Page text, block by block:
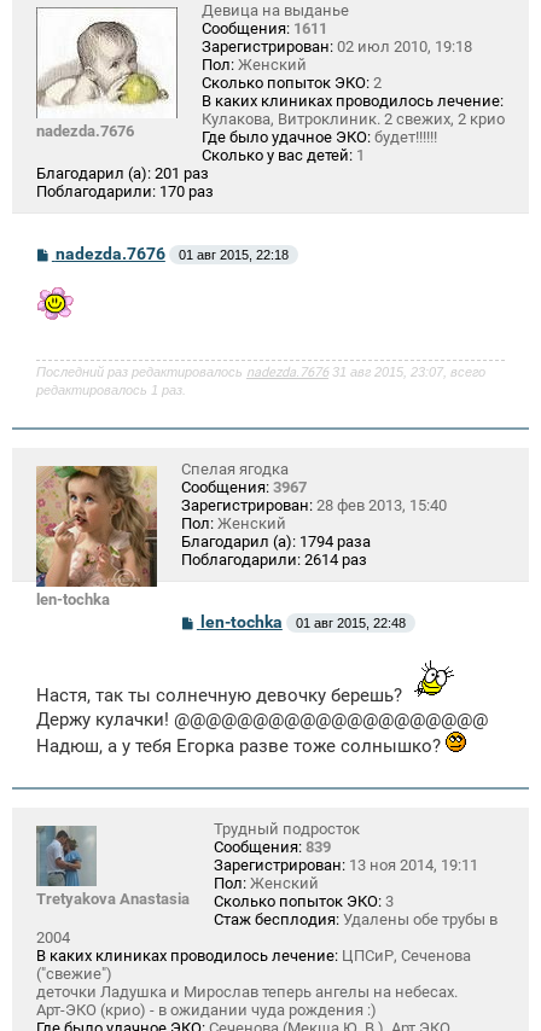
nadezda.7676
Девица на выданье
Сообщения: 1611
Зарегистрирован: 02 июл 2010, 19:18
Пол: Женский
Сколько попыток ЭКО: 2
В каких клиниках проводилось лечение:
Кулакова, Витроклиник. 2 свежих, 2 крио
Где было удачное ЭКО: будет!!!!!!
Сколько у вас детей: 1
Благодарил (а): 201 раз
Поблагодарили: 170 раз
С
о
б
щ
и
е
nadezda.7676 01 авг 2015, 22:18
Последний раз редактировалось nadezda.7676 31 авг 2015, 23:07, всего
редактировалось 1 раз.
len-tochka
Спелая ягодка
Сообщения: 3967
Зарегистрирован: 28 фев 2013, 15:40
Пол: Женский
Благодарил (а): 1794 раза
Поблагодарили: 2614 раз
С
е
н
е
len-tochka 01 авг 2015, 22:48
Настя, так ты солнечную девочку берешь?
Держу кулачки! @@@@@@@@@@@@@@@@@@@@
Надюш, а у тебя Егорка разве тоже солнышко?
Tretyakova Anastasia
Трудный подросток
Сообщения: 839
Зарегистрирован: 13 ноя 2014, 19:11
Пол: Женский
Сколько попыток ЭКО: 3
Стаж бесплодия: Удалены обе трубы в
2004
В каких клиниках проводилось лечение: ЦПСиР, Сеченова
("свежие")
деточки Ладушка и Мирослав теперь ангелы на небесах.
Арт-ЭКО (крио) - в ожидании чуда рождения :)